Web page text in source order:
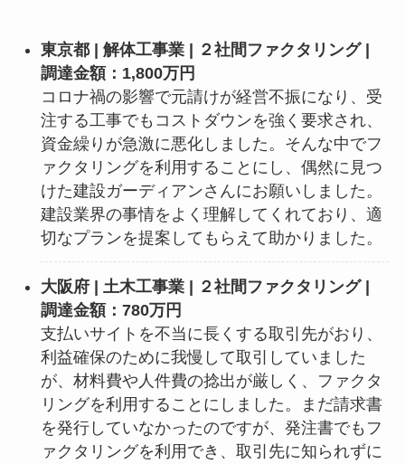
東京都 | 解体工事業 | ２社間ファクタリング |
調達金額：1,800万円
コロナ禍の影響で元請けが経営不振になり、受
注する工事でもコストダウンを強く要求され、
資金繰りが急激に悪化しました。そんな中でフ
ァクタリングを利用することにし、偶然に見つ
けた建設ガーディアンさんにお願いしました。
建設業界の事情をよく理解してくれており、適
切なプランを提案してもらえて助かりました。
大阪府 | 土木工事業 | ２社間ファクタリング |
調達金額：780万円
支払いサイトを不当に長くする取引先がおり、
利益確保のために我慢して取引していました
が、材料費や人件費の捻出が厳しく、ファクタ
リングを利用することにしました。まだ請求書
を発行していなかったのですが、発注書でもフ
ァクタリングを利用でき、取引先に知られずに